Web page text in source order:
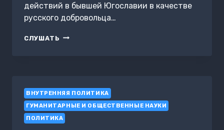
действий в бывшей Югославии в качестве
русского добровольца…
СЛУШАТЬ СРЕДИННОЕ
ВНУТРЕННЯЯ ПОЛИТИКА
ГУМАНИТАРНЫЕ И ОБЩЕСТВЕННЫЕ НАУКИ
ПОЛИТИКА